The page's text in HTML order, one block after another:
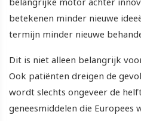
betekenen minder nieuwe
termijn minder nieuwe
Dit is niet alleen belangrijk
Ook patiënten dreigen de
wordt slechts ongeveer de
geneesmiddelen die Europees